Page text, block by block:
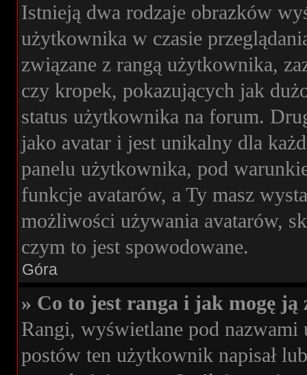
Istnieją dwa rodzaje obrazków
użytkownika w czasie
związane z rangą użytkownika,
czy kropek, pokazujących jak
status użytkownika na forum.
jako avatar i jest unikalny dla
panelu użytkownika, pod
funkcje avatarów, a Ty masz
możliwości używania avatarów,
czym to jest spowodowane.
Góra
» Co to jest ranga i jak mogę ją
Rangi, wyświetlane pod
postów ten użytkownik napisał